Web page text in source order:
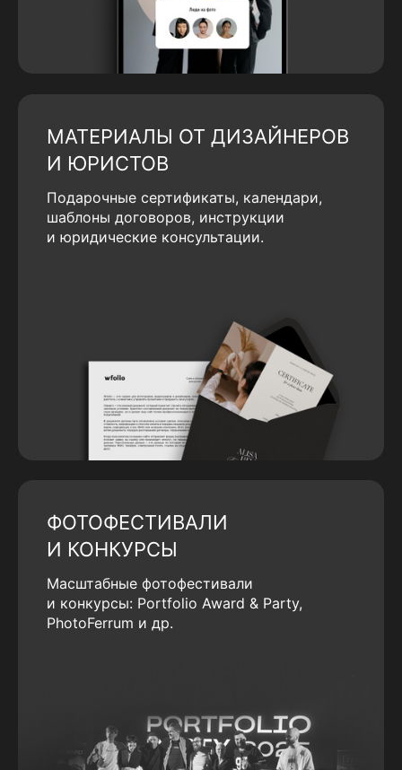
МАТЕРИАЛЫ ОТ ДИЗАЙНЕРОВ
И ЮРИСТОВ
Подарочные сертификаты, календари,
шаблоны договоров, инструкции
и юридические консультации.
ФОТОФЕСТИВАЛИ
И КОНКУРСЫ
Масштабные фотофестивали
и конкурсы: Portfolio Award & Party,
PhotoFerrum и др.